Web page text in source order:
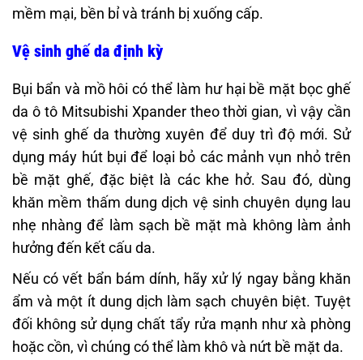
mềm mại, bền bỉ và tránh bị xuống cấp.
Vệ sinh ghế da định kỳ
Bụi bẩn và mồ hôi có thể làm hư hại bề mặt bọc ghế
da ô tô Mitsubishi Xpander theo thời gian, vì vậy cần
vệ sinh ghế da thường xuyên để duy trì độ mới. Sử
dụng máy hút bụi để loại bỏ các mảnh vụn nhỏ trên
bề mặt ghế, đặc biệt là các khe hở. Sau đó, dùng
khăn mềm thấm dung dịch vệ sinh chuyên dụng lau
nhẹ nhàng để làm sạch bề mặt mà không làm ảnh
hưởng đến kết cấu da.
Nếu có vết bẩn bám dính, hãy xử lý ngay bằng khăn
ẩm và một ít dung dịch làm sạch chuyên biệt. Tuyệt
đối không sử dụng chất tẩy rửa mạnh như xà phòng
hoặc cồn, vì chúng có thể làm khô và nứt bề mặt da.